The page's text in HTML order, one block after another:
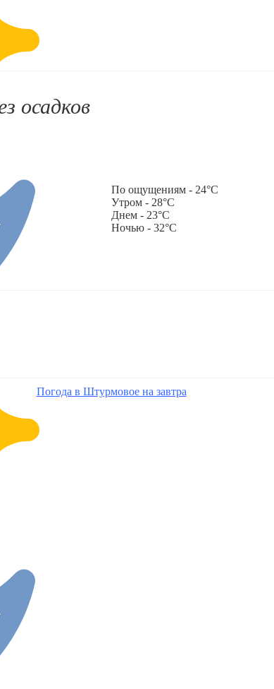
осадков
По ощущениям - 24°C
Утром - 28°C
Днем - 23°C
Ночью - 32°C
Погода в Штурмовое на завтра